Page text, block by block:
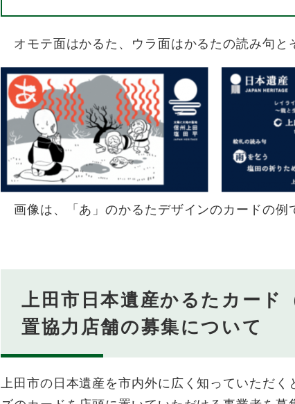
オモテ面はかるた、ウラ面はかるたの読み句と
画像は、「あ」のかるたデザインのカードの例
上田市日本遺産かるたカード
置協力店舗の募集について
上田市の日本遺産を市内外に広く知っていただ